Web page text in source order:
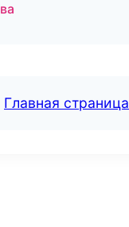
Главная страница